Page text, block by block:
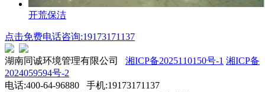
开荒保洁
点击免费电话咨询:19173171137
湖南同诚环境管理有限公司 湘ICP备2025110150号-1 湘ICP备
2024059594号-2
电话:400-64-96880 手机:19173171137